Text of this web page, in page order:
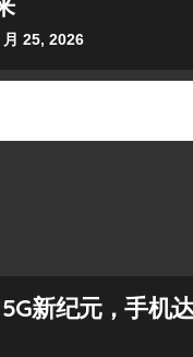
月 25, 2026
5G新纪元，手机